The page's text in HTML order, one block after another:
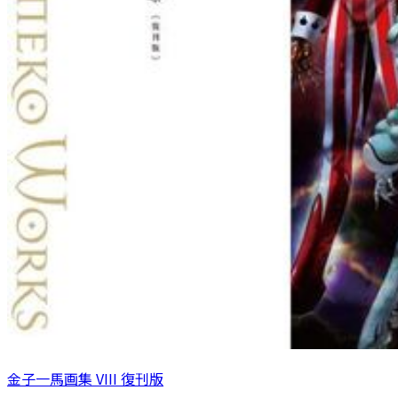
金子一馬画集 VIII 復刊版